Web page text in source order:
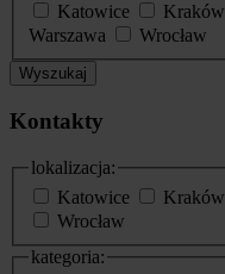
Katowice
Kraków
Warszawa
Wrocław
Wyszukaj
Kontakty
lokalizacja:
Katowice
Kraków
Wrocław
kategoria: